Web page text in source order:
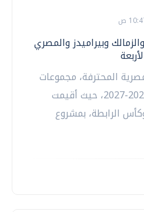
وبيراميدز والمصري
المحترفة، مجموعات
كأس الرابطة لموسم 2026-2027، حيث أقيمت
الرابطة، بمشروع